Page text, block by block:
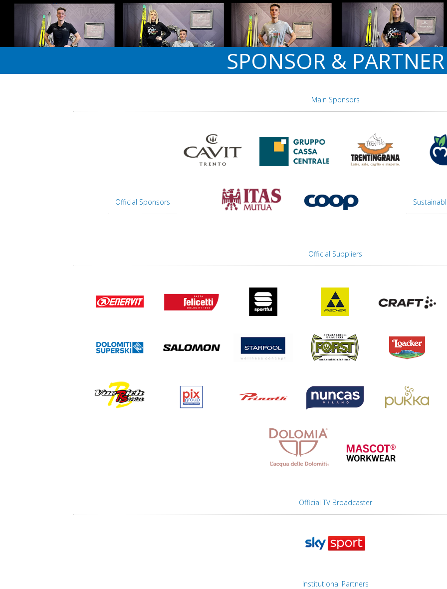
SPONSOR & PARTNER
Main Sponsors
Official Sponsors
Official Suppliers
Official TV Broadcaster
Institutional Partners